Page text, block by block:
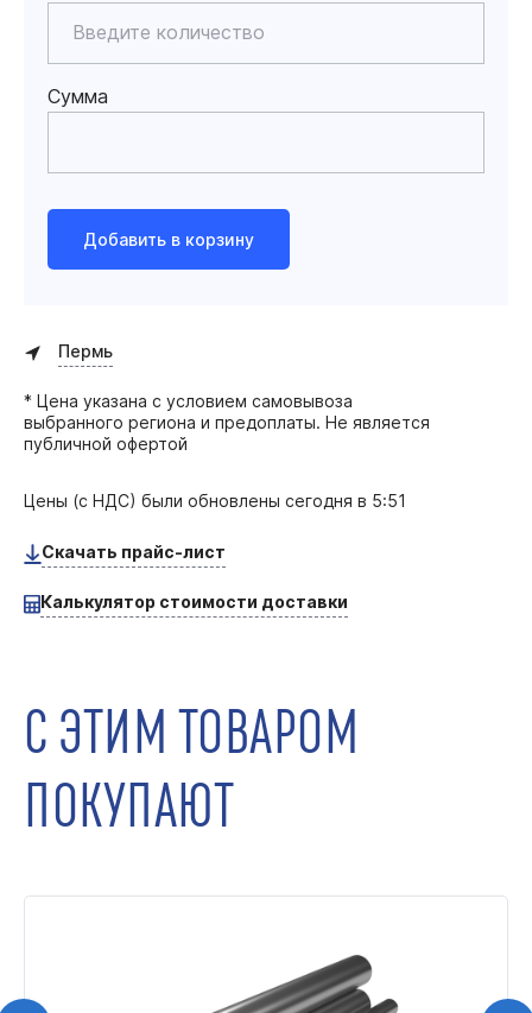
Сумма
Добавить в корзину
Пермь
* Цена указана с условием самовывоза
выбранного региона и предоплаты. Не является
публичной офертой
Цены (с НДС) были обновлены сегодня в 5:51
Скачать прайс-лист
Калькулятор стоимости доставки
С ЭТИМ ТОВАРОМ
ПОКУПАЮТ